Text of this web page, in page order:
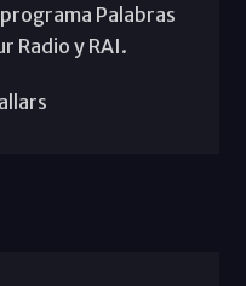
Palabras
Radio y RAI.